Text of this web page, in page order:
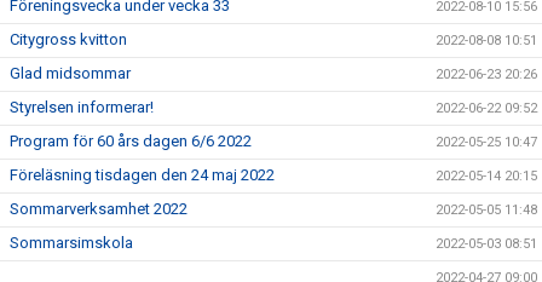
Föreningsvecka under vecka 33 2022-08-10 15:56
Citygross kvitton 2022-08-08 10:51
Glad midsommar 2022-06-23 20:26
Styrelsen informerar! 2022-06-22 09:52
Program för 60 års dagen 6/6 2022 2022-05-25 10:47
Föreläsning tisdagen den 24 maj 2022 2022-05-14 20:15
Sommarverksamhet 2022 2022-05-05 11:48
Sommarsimskola 2022-05-03 08:51
2022-04-27 09:00